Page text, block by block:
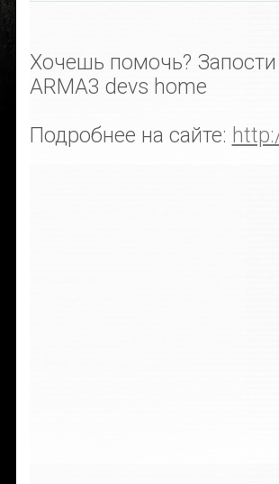
Хочешь помочь?
ARMA3 devs home
Подробнее на сайте: